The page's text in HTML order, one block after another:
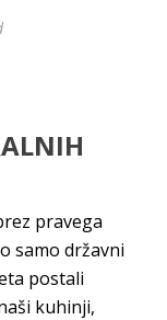
pravega
samo državni
postali
kuhinji,